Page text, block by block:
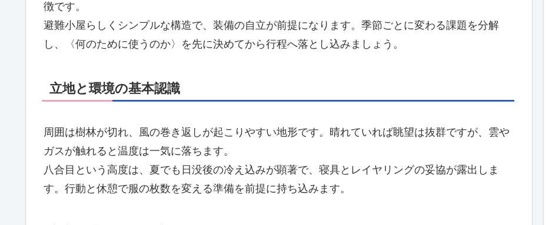
徴です。
避難小屋らしくシンプルな構造で、装備の自立が前提になります。季節ごとに変わる課題を分解
し、〈何のために使うのか〉を先に決めてから行程へ落とし込みましょう。
立地と環境の基本認識
周囲は樹林が切れ、風の巻き返しが起こりやすい地形です。晴れていれば眺望は抜群ですが、雲や
ガスが触れると温度は一気に落ちます。
八合目という高度は、夏でも日没後の冷え込みが顕著で、寝具とレイヤリングの妥協が露出しま
す。行動と休憩で服の枚数を変える準備を前提に持ち込みます。